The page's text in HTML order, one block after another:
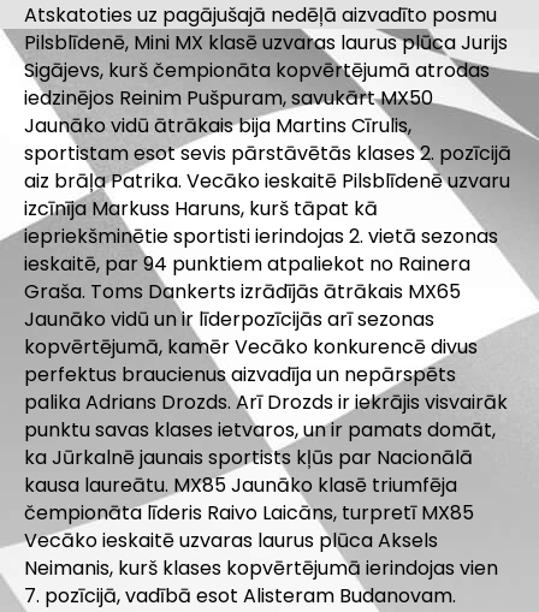
Atskatoties uz pagājušajā nedēļā aizvadīto posmu
Pilsblīdenē, Mini MX klasē uzvaras laurus plūca Jurijs
Sigājevs, kurš čempionāta kopvērtējumā atrodas
iedzinējos Reinim Pušpuram, savukārt MX50
Jaunāko vidū ātrākais bija Martins Cīrulis,
sportistam esot sevis pārstāvētās klases 2. pozīcijā
aiz brāļa Patrika. Vecāko ieskaitē Pilsblīdenē uzvaru
izcīnīja Markuss Haruns, kurš tāpat kā
iepriekšminētie sportisti ierindojas 2. vietā sezonas
ieskaitē, par 94 punktiem atpaliekot no Rainera
Graša. Toms Dankerts izrādījās ātrākais MX65
Jaunāko vidū un ir līderpozīcijās arī sezonas
kopvērtējumā, kamēr Vecāko konkurencē divus
perfektus braucienus aizvadīja un nepārspēts
palika Adrians Drozds. Arī Drozds ir iekrājis visvairāk
punktu savas klases ietvaros, un ir pamats domāt,
ka Jūrkalnē jaunais sportists kļūs par Nacionālā
kausa laureātu. MX85 Jaunāko klasē triumfēja
čempionāta līderis Raivo Laicāns, turpretī MX85
Vecāko ieskaitē uzvaras laurus plūca Aksels
Neimanis, kurš klases kopvērtējumā ierindojas vien
7. pozīcijā, vadībā esot Alisteram Budanovam.